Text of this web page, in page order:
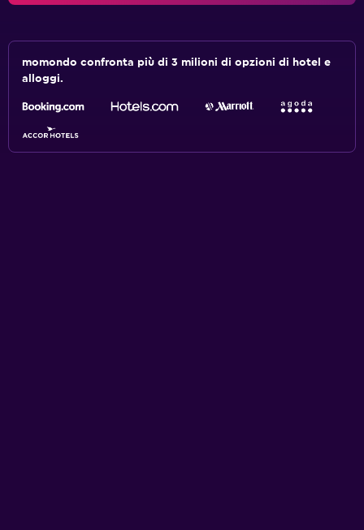
momondo confronta più di 3 milioni di opzioni di hotel e
alloggi.